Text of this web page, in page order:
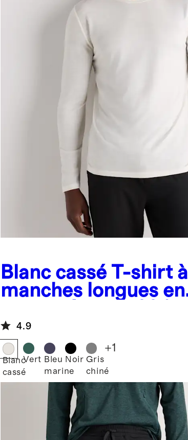
Blanc cassé T-shirt à
manches longues en
toutes saisons
4.9
Blanc
cassé
Vert Bleu
marine
Noir Gris
chiné
+1